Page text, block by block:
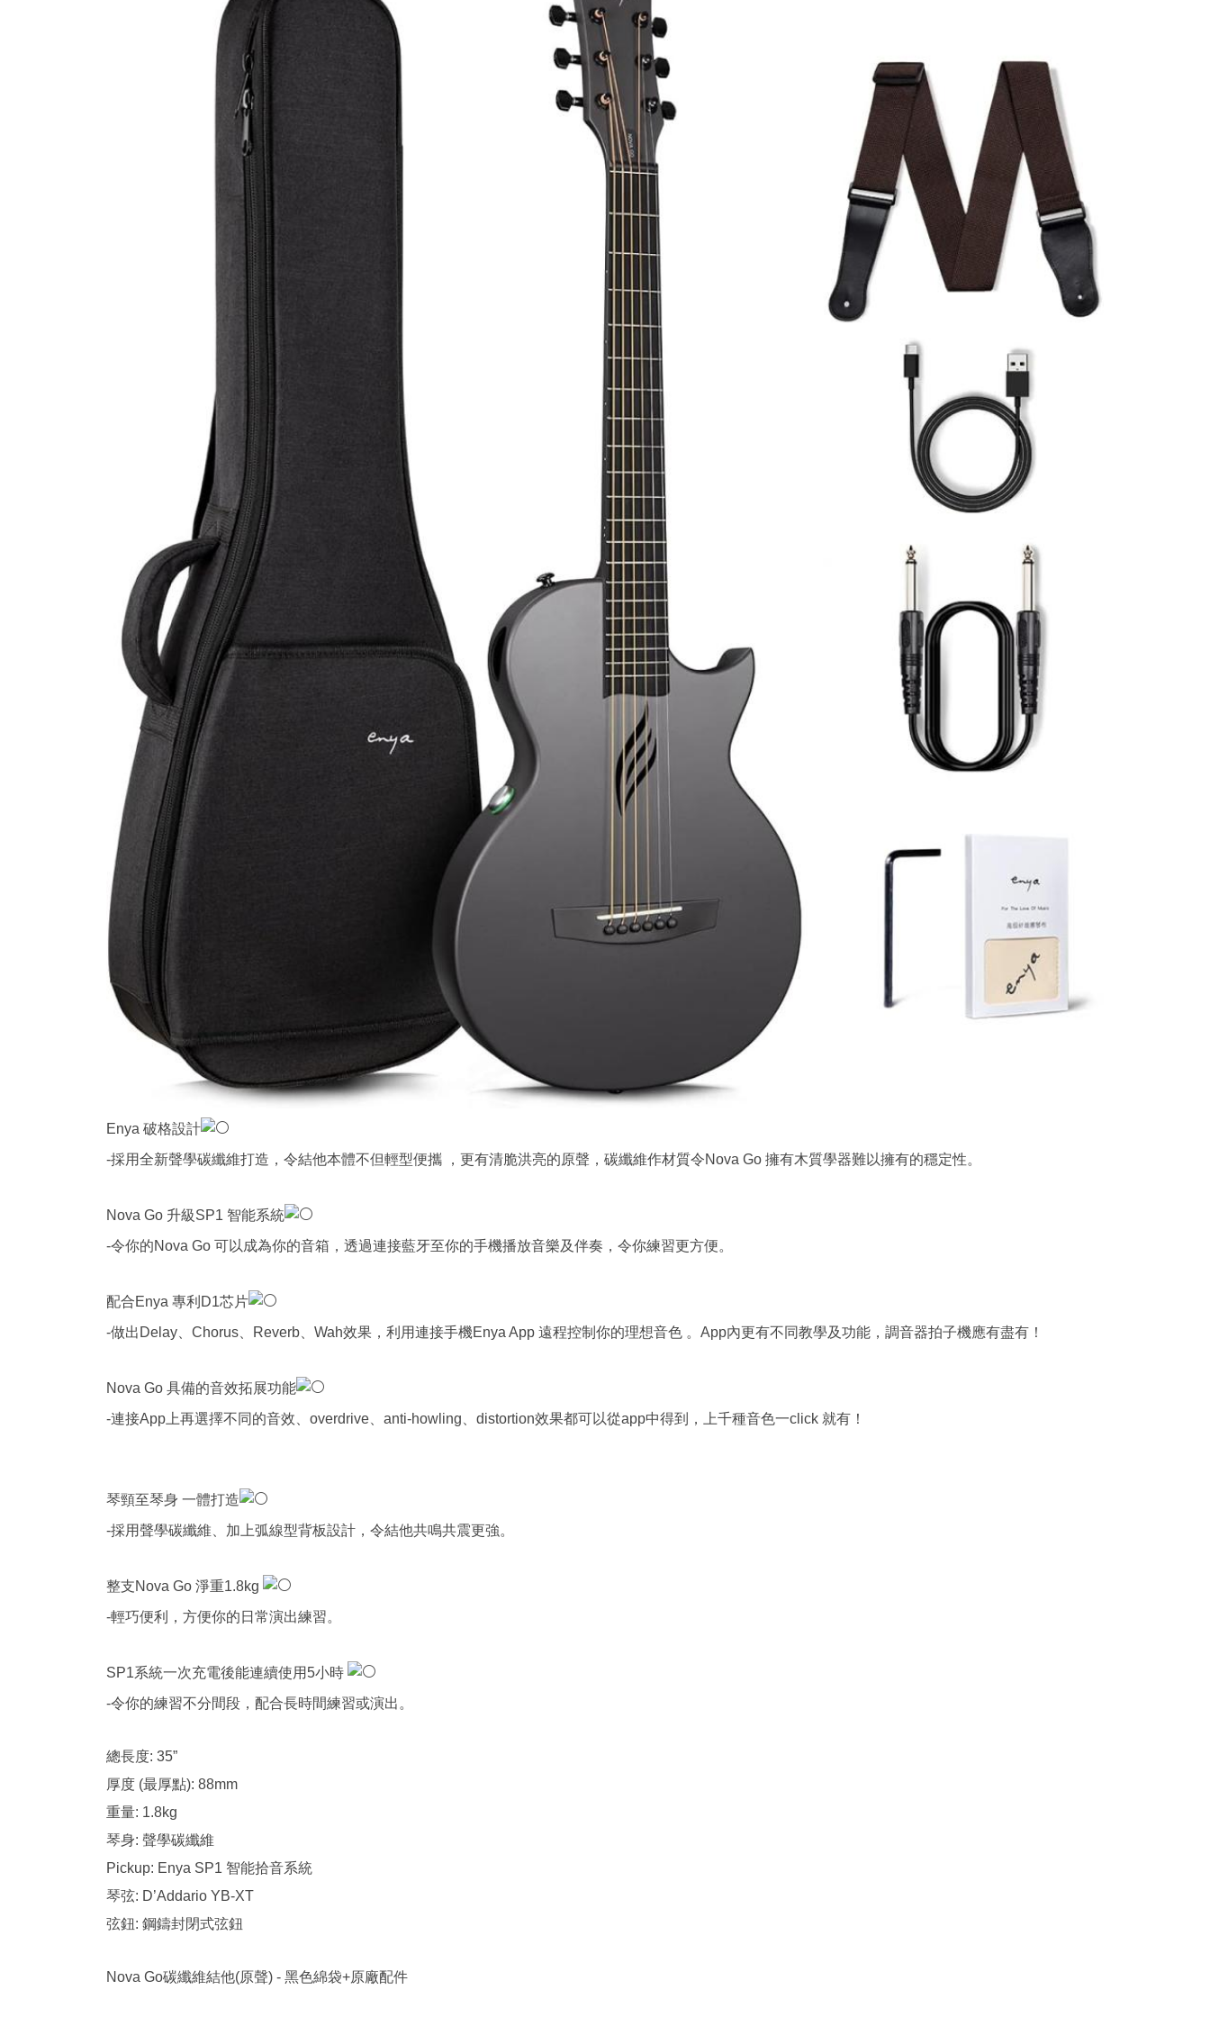
Enya 破格設計
-採用全新聲學碳纖維打造，令結他本體不但輕型便攜 ，更有清脆洪亮的原聲，碳纖維作材質令Nova Go 擁有木質學器難以擁有的穩定性。
Nova Go 升級SP1 智能系統
-令你的Nova Go 可以成為你的音箱，透過連接藍牙至你的手機播放音樂及伴奏，令你練習更方便。
配合Enya 專利D1芯片
-做出Delay、Chorus、Reverb、Wah效果，利用連接手機Enya App 遠程控制你的理想音色 。App內更有不同教學及功能，調音器拍子機應有盡有！
Nova Go 具備的音效拓展功能
-連接App上再選擇不同的音效、overdrive、anti-howling、distortion效果都可以從app中得到，上千種音色一click 就有！
琴頸至琴身 一體打造
-採用聲學碳纖維、加上弧線型背板設計，令結他共鳴共震更強。
整支Nova Go 淨重1.8kg
-輕巧便利，方便你的日常演出練習。
SP1系統一次充電後能連續使用5小時
-令你的練習不分間段，配合長時間練習或演出。
總長度: 35”
厚度 (最厚點): 88mm
重量: 1.8kg
琴身: 聲學碳纖維
Pickup: Enya SP1 智能拾音系統
琴弦: D’Addario YB-XT
弦鈕: 鋼鑄封閉式弦鈕
Nova Go碳纖維結他(原聲) - 黑色綿袋+原廠配件